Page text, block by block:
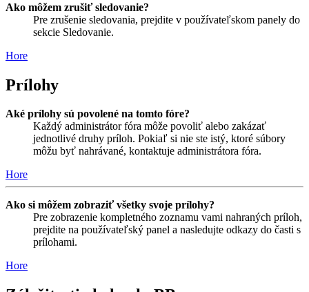
Ako môžem zrušiť sledovanie?
Pre zrušenie sledovania, prejdite v používateľskom panely do
sekcie Sledovanie.
Hore
Prílohy
Aké prílohy sú povolené na tomto fóre?
Každý administrátor fóra môže povoliť alebo zakázať
jednotlivé druhy príloh. Pokiaľ si nie ste istý, ktoré súbory
môžu byť nahrávané, kontaktuje administrátora fóra.
Hore
Ako si môžem zobraziť všetky svoje prílohy?
Pre zobrazenie kompletného zoznamu vami nahraných príloh,
prejdite na používateľský panel a nasledujte odkazy do časti s
prílohami.
Hore